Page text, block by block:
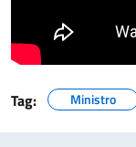
Tag: Ministro